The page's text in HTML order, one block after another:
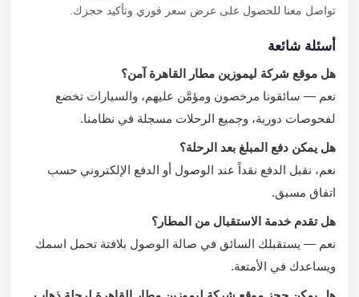
تواصل معنا للحصول على عرض سعر فوري وتأكيد حجزك.
أسئلة شائعة
هل موقع شركة ليموزين مطار القاهرة آمن؟
نعم — سائقونا مرخصون ومؤمَّن عليهم، والسيارات تخضع
لفحوصات دورية، وجميع الرحلات مسجلة في نظامنا.
هل يمكن دفع المبلغ بعد الرحلة؟
نعم، نقبل الدفع نقداً عند الوصول أو الدفع الإلكتروني حسب
اتفاق مسبق.
هل تقدم خدمة الاستقبال من المطار؟
نعم — يستقبلك السائق في صالة الوصول بلافتة تحمل اسمك
ويساعدك في الأمتعة.